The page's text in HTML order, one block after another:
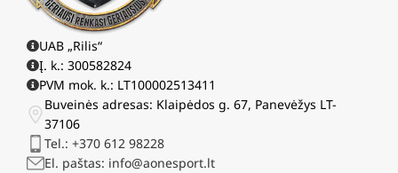
UAB „Rilis“
Į. k.: 300582824
PVM mok. k.: LT100002513411
Buveinės adresas: Klaipėdos g. 67, Panevėžys LT-
37106
Tel.: +370 612 98228
El. paštas: info@aonesport.lt